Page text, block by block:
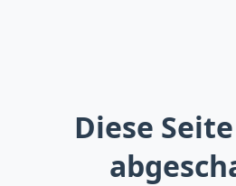
Diese